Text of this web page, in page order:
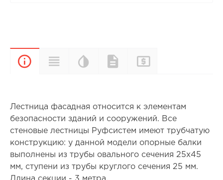
ОписаниеХарактеристики
Цветовая
палитра
Документы
Лестница фасадная относится к элементам
безопасности зданий и сооружений. Все
стеновые лестницы Руфсистем имеют трубчатую
конструкцию: у данной модели опорные балки
выполнены из трубы овального сечения 25х45
мм, ступени из трубы круглого сечения 25 мм.